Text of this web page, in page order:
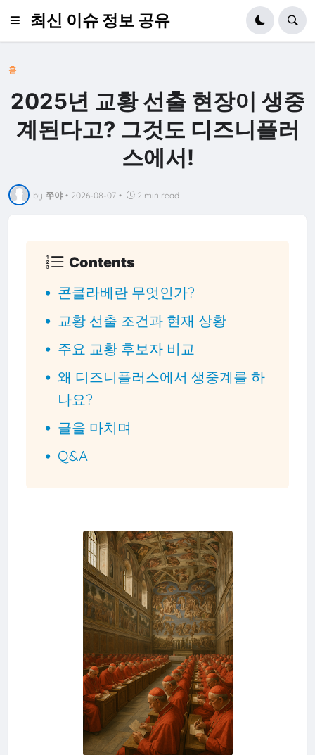
최신 이슈 정보 공유
홈
2025년 교황 선출 현장이 생중
계된다고? 그것도 디즈니플러
스에서!
by 쭈야 • 2026-08-07 • 2 min read
Contents
콘클라베란 무엇인가?
교황 선출 조건과 현재 상황
주요 교황 후보자 비교
왜 디즈니플러스에서 생중계를 하
나요?
글을 마치며
Q&A